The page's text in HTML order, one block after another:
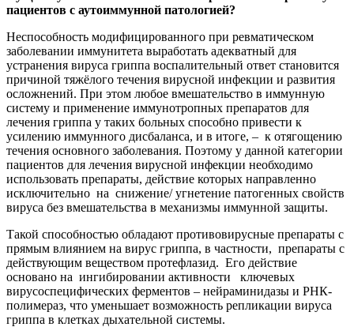
пациентов с аутоиммунной патологией?
Неспособность модифицированного при ревматическом
заболевании иммунитета выработать адекватный для
устранения вируса гриппа воспалительный ответ становится
причиной тяжёлого течения вирусной инфекции и развития
осложнений. При этом любое вмешательство в иммунную
систему и применение иммунотропных препаратов для
лечения гриппа у таких больных способно привести к
усилению иммунного дисбаланса, и в итоге, – к отягощению
течения основного заболевания. Поэтому у данной категории
пациентов для лечения вирусной инфекции необходимо
использовать препараты, действие которых направленно
исключительно на снижение/ угнетение патогенных свойств
вируса без вмешательства в механизмы иммунной защиты.
Такой способностью обладают противовирусные препараты с
прямым влиянием на вирус гриппа, в частности, препараты с
действующим веществом протефлазид. Его действие
основано на ингибировании активности ключевых
вирусоспецифических ферментов – нейраминидазы и РНК-
полимераз, что уменьшает возможность репликации вируса
гриппа в клетках дыхательной системы.